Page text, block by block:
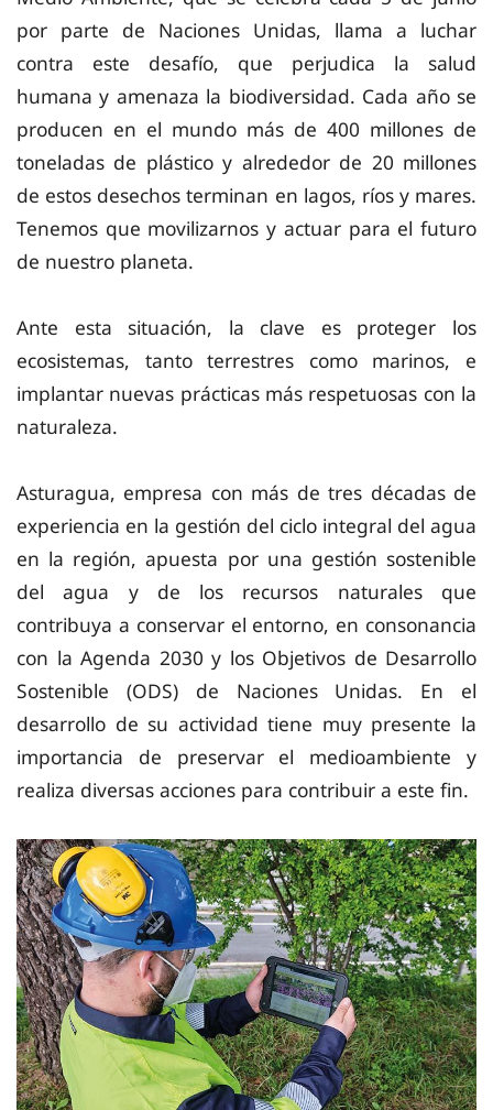
por parte de Naciones Unidas, llama a luchar
contra este desafío, que perjudica la salud
humana y amenaza la biodiversidad. Cada año se
producen en el mundo más de 400 millones de
toneladas de plástico y alrededor de 20 millones
de estos desechos terminan en lagos, ríos y mares.
Tenemos que movilizarnos y actuar para el futuro
de nuestro planeta.
Ante esta situación, la clave es proteger los
ecosistemas, tanto terrestres como marinos, e
implantar nuevas prácticas más respetuosas con la
naturaleza.
Asturagua, empresa con más de tres décadas de
experiencia en la gestión del ciclo integral del agua
en la región, apuesta por una gestión sostenible
del agua y de los recursos naturales que
contribuya a conservar el entorno, en consonancia
con la Agenda 2030 y los Objetivos de Desarrollo
Sostenible (ODS) de Naciones Unidas. En el
desarrollo de su actividad tiene muy presente la
importancia de preservar el medioambiente y
realiza diversas acciones para contribuir a este fin.